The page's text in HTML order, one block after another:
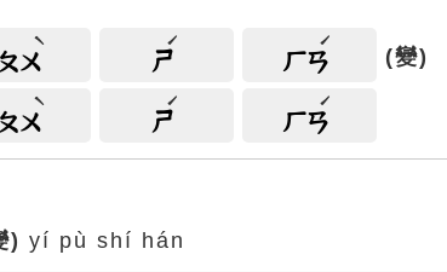
ㄆㄨ ㄕ ㄏㄢ (變)
ㄆㄨ ㄕ ㄏㄢ
) yí pù shí hán